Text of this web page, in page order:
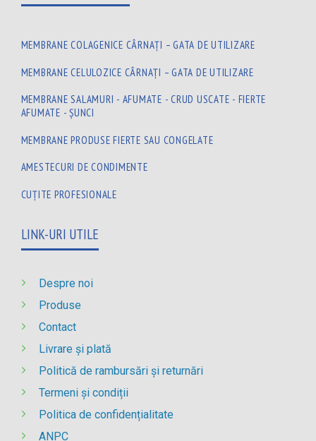
MEMBRANE COLAGENICE CÂRNAȚI – GATA DE UTILIZARE
MEMBRANE CELULOZICE CÂRNAȚI – GATA DE UTILIZARE
MEMBRANE SALAMURI - AFUMATE - CRUD USCATE - FIERTE
AFUMATE - ȘUNCI
MEMBRANE PRODUSE FIERTE SAU CONGELATE
AMESTECURI DE CONDIMENTE
CUȚITE PROFESIONALE
LINK-URI UTILE
Despre noi
Produse
Contact
Livrare și plată
Politică de rambursări și returnări
Termeni și condiții
Politica de confidențialitate
ANPC